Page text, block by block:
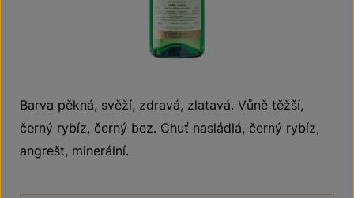
Barva pěkná, svěží, zdravá, zlatavá. Vůně těžší,
černý rybíz, černý bez. Chuť nasládlá, černý rybíz,
angrešt, minerální.